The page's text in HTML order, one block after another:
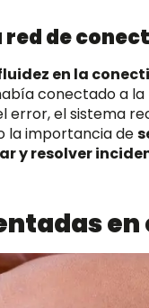
de
en la
conectado a
error, el sistema
la importancia de
y resolver
en